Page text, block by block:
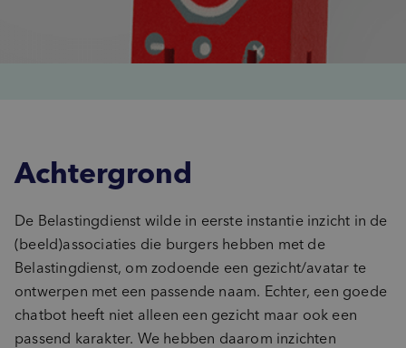
Achtergrond
De Belastingdienst wilde in eerste instantie inzicht in de
(beeld)associaties die burgers hebben met de
Belastingdienst, om zodoende een gezicht/avatar te
ontwerpen met een passende naam. Echter, een goede
chatbot heeft niet alleen een gezicht maar ook een
passend karakter. We hebben daarom inzichten